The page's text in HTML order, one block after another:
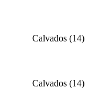
Calvados (14)
Calvados (14)